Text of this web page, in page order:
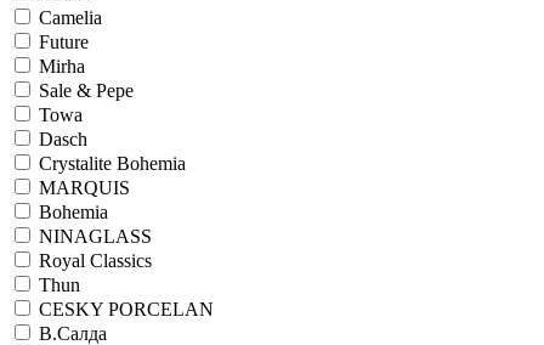
Camelia
Future
Mirha
Sale & Pepe
Towa
Dasch
Crystalite Bohemia
MARQUIS
Bohemia
NINAGLASS
Royal Classics
Thun
CESKY PORCELAN
В.Салда